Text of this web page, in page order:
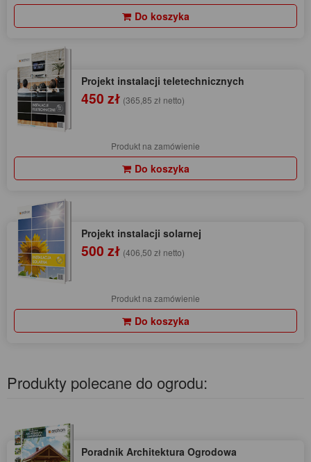
Do koszyka
Projekt instalacji teletechnicznych
450 zł (365,85 zł netto)
Produkt na zamówienie
Do koszyka
Projekt instalacji solarnej
500 zł (406,50 zł netto)
Produkt na zamówienie
Do koszyka
Produkty polecane do ogrodu:
Poradnik Architektura Ogrodowa